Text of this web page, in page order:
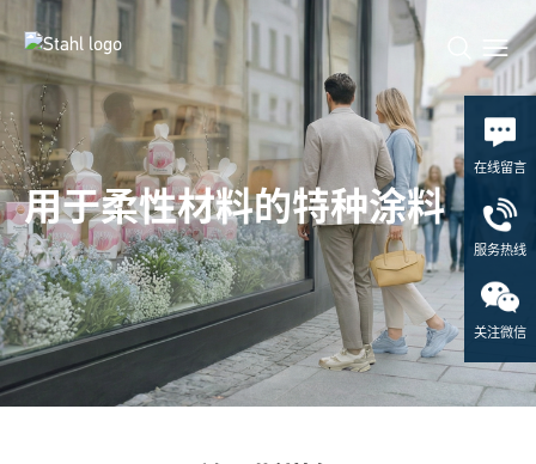
在线留言
服务热线
关注微信
用于柔性材料的特种涂料